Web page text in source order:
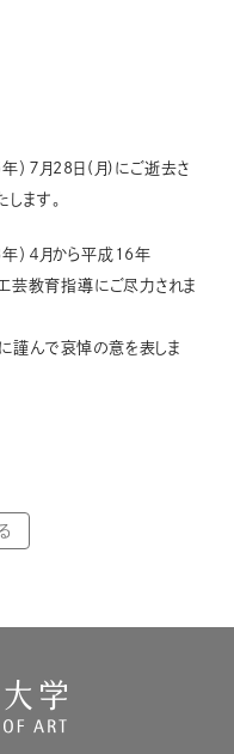
）７月28日(月)にご逝去さ
ます。
）４月から平成16年
芸教育指導にご尽力されま
謹んで哀悼の意を表しま